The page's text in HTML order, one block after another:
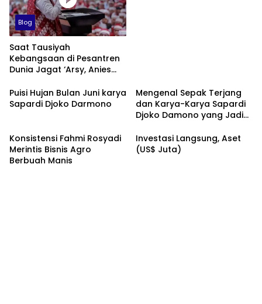
Blog
Saat Tausiyah
Kebangsaan di Pesantren
Dunia Jagat ‘Arsy, Anies
Dukungan dari Abah Aos
Puisi Hujan Bulan Juni karya
Sapardi Djoko Darmono
Mengenal Sepak Terjang
dan Karya-Karya Sapardi
Djoko Damono yang Jadi
Konsistensi Fahmi Rosyadi
Merintis Bisnis Agro
Berbuah Manis
Investasi Langsung, Aset
(US$ Juta)